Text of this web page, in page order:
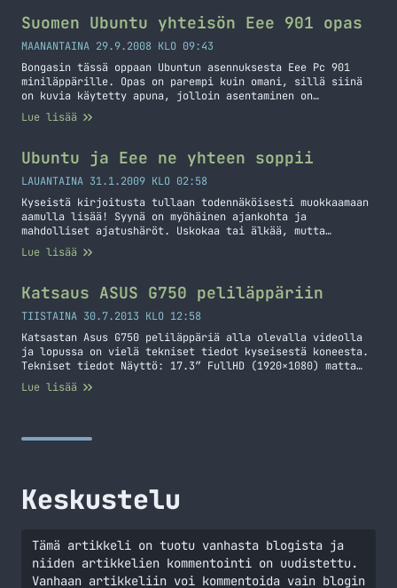
indikaattori Eli ajattelin kertoa teille miten asensin
Ubuntun omaan Eee Pc… Jatka lukemista Eee Pc 901 ja
Ubuntu 8.04.1
Suomen Ubuntu yhteisön Eee 901 opas
MAANANTAINA 29.9.2008 KLO 09:43
Bongasin tässä oppaan Ubuntun asennuksesta Eee Pc 901
miniläppärille. Opas on parempi kuin omani, sillä siinä
on kuvia käytetty apuna, jolloin asentaminen on
helpompaa. Erityisesti osioinnin kuvat auttavat, lukekaa
ja asentakaa. http://wiki.ubuntu-
versioon on myös tehty asennusopas: http://wiki.ubuntu-
fi.org/Asus_EEE_901_konfigurointi_(Intrepid_Ibex)
Lue lisää
Ubuntu ja Eee ne yhteen soppii
LAUANTAINA 31.1.2009 KLO 02:58
Kyseistä kirjoitusta tullaan todennäköisesti muokkaamaan
aamulla lisää! Syynä on myöhäinen ajankohta ja
mahdolliset ajatushäröt. Uskokaa tai älkää, mutta
kyllästyin Windosiin omassa Eeessäni. Osittain syynä oli
UbuntuDeveloperWeek ja osittain syynä oli vain se, että
minulla palvelimilla hyrräilee Linuxi, mutta
pöytäkoneessa on Vista ja Eeessäkin oli Windowx XP, mutta
nyt Eeessä… Jatka lukemista Ubuntu ja Eee ne yhteen
soppii
Lue lisää
Katsaus ASUS G750 peliläppäriin
TIISTAINA 30.7.2013 KLO 12:58
Katsastan Asus G750 peliläppäriä alla olevalla videolla
ja lopussa on vielä tekniset tiedot kyseisestä koneesta.
Tekniset tiedot Näyttö: 17.3″ FullHD (1920×1080) matta
Suoritin: Intel Core i7 4700HQ 2.4 GHz Muisti: 8 GB
(2x4GB, 4 muistikantaa 2 vapaana) DDR3-1600 Kiintolevy:
ASUS G750 peliläppäriin
Lue lisää
Keskustelu
Tämä artikkeli on tuotu vanhasta blogista ja
niiden artikkelien kommentointi on uudistettu.
Vanhaan artikkeliin voi kommentoida vain blogin